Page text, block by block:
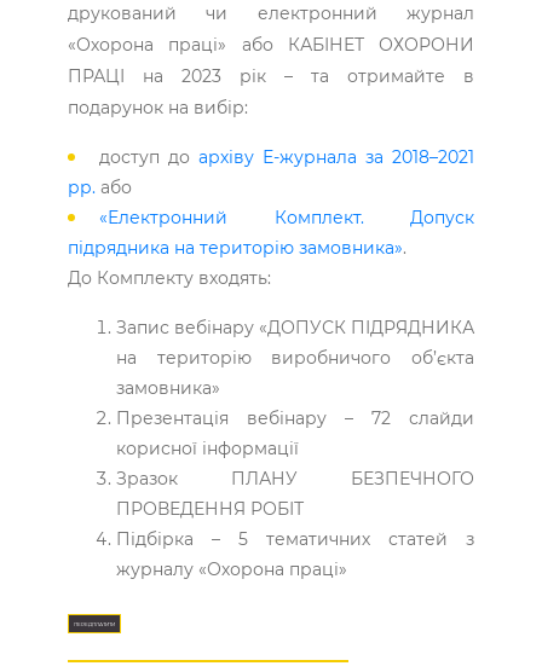
друкований чи електронний журнал
«Охорона праці» або КАБІНЕТ ОХОРОНИ
ПРАЦІ на 2023 рік – та отримайте в
подарунок на вибір:
доступ до архіву Е-журнала за 2018–2021
рр. або
«Електронний Комплект. Допуск
підрядника на територію замовника».
До Комплекту входять:
Запис вебінару «ДОПУСК ПІДРЯДНИКА
на територію виробничого об’єкта
замовника»
Презентація вебінару – 72 слайди
корисної інформації
Зразок ПЛАНУ БЕЗПЕЧНОГО
ПРОВЕДЕННЯ РОБІТ
Підбірка – 5 тематичних статей з
журналу «Охорона праці»
ПЕРЕДПЛАТИТИ